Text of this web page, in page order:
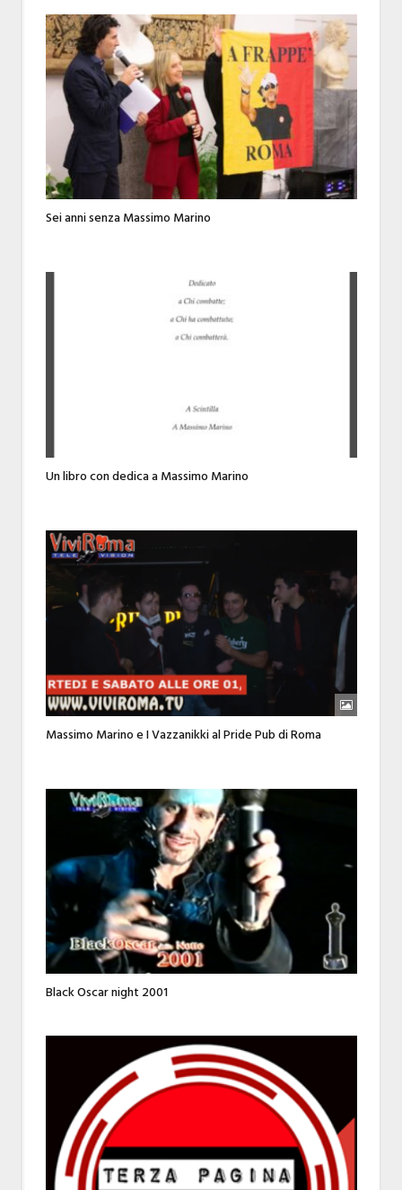
Sei anni senza Massimo Marino
Un libro con dedica a Massimo Marino
Massimo Marino e I Vazzanikki al Pride Pub di Roma
Black Oscar night 2001